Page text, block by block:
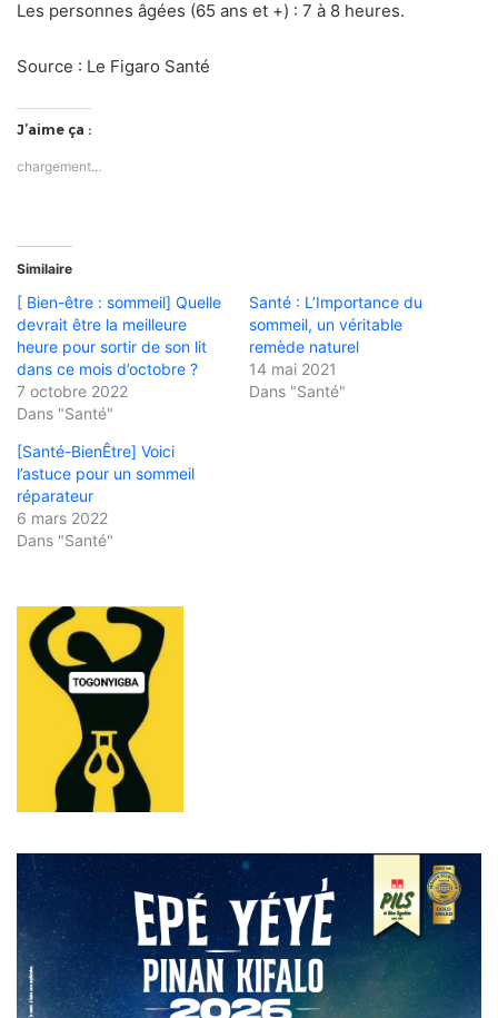
Les personnes âgées (65 ans et +) : 7 à 8 heures.
Source : Le Figaro Santé
J’aime ça :
chargement…
Similaire
[ Bien-être : sommeil] Quelle
devrait être la meilleure
heure pour sortir de son lit
dans ce mois d’octobre ?
7 octobre 2022
Dans "Santé"
Santé : L’Importance du
sommeil, un véritable
remède naturel
14 mai 2021
Dans "Santé"
[Santé-BienÊtre] Voici
l’astuce pour un sommeil
réparateur
6 mars 2022
Dans "Santé"